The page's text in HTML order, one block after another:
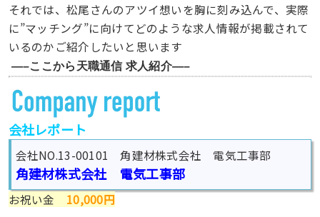
それでは、松尾さんのアツイ想いを胸に刻み込んで、実際
に”マッチング”に向けてどのような求人情報が掲載されて
いるのかご紹介したいと思います
—–ここから天職通信 求人紹介—–
会社レポート
会社NO.13-00101 角建材株式会社 電気工事部
角建材株式会社 電気工事部
お祝い金 10,000円